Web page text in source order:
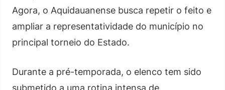
Agora, o Aquidauanense busca repetir o feito e
ampliar a representatividade do município no
principal torneio do Estado.
Durante a pré-temporada, o elenco tem sido
submetido a uma rotina intensa de